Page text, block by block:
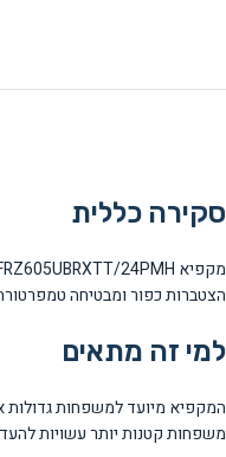
סקירה כללית
הצטברות כפור ומבטיחה
למי זה מתאים
המקפיא מיועד למשפחות גדולות
משפחות קטנות יותר עשויות